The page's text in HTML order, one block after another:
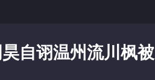
自诩温州流川枫被